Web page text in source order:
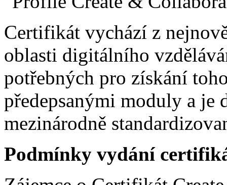
Certifikát vychází z
oblasti digitálního
potřebných pro získání
předepsanými moduly a je
mezinárodně
Podmínky vydání